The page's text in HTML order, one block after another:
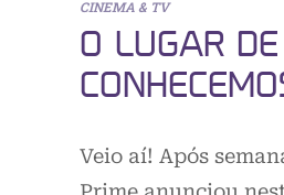
CINEMA & TV
O LUGAR
Veio aí! Após